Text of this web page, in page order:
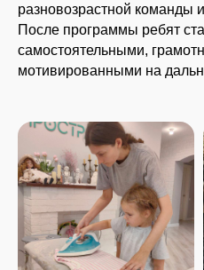
разновозрастной команды
После программы ребят
самостоятельными,
мотивированными на
5-Й ЭТАП - РАЗВИТИЕ
ВЗРОСЛЕНИЕ